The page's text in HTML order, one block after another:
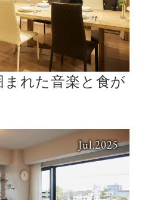
れた音楽と食が
Jul.2025